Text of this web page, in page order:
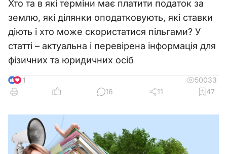
Хто та в які терміни має платити податок за
землю, які ділянки оподатковують, які ставки
діють і хто може скористатися пільгами? У
статті – актуальна і перевірена інформація для
фізичних та юридичних осіб
11
50033
16
11 47